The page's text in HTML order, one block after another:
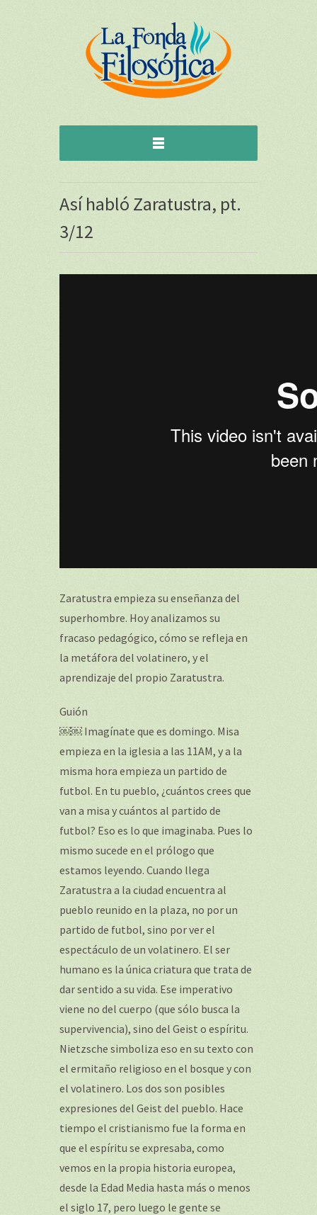
Así habló Zaratustra, pt.
3/12
Zaratustra empieza su enseñanza del
superhombre. Hoy analizamos su
fracaso pedagógico, cómo se refleja en
la metáfora del volatinero, y el
aprendizaje del propio Zaratustra.
Guión
￼￼ Imagínate que es domingo. Misa
empieza en la iglesia a las 11AM, y a la
misma hora empieza un partido de
futbol. En tu pueblo, ¿cuántos crees que
van a misa y cuántos al partido de
futbol? Eso es lo que imaginaba. Pues lo
mismo sucede en el prólogo que
estamos leyendo. Cuando llega
Zaratustra a la ciudad encuentra al
pueblo reunido en la plaza, no por un
partido de futbol, sino por ver el
espectáculo de un volatinero. El ser
humano es la única criatura que trata de
dar sentido a su vida. Ese imperativo
viene no del cuerpo (que sólo busca la
supervivencia), sino del Geist o espíritu.
Nietzsche simboliza eso en su texto con
el ermitaño religioso en el bosque y con
el volatinero. Los dos son posibles
expresiones del Geist del pueblo. Hace
tiempo el cristianismo fue la forma en
que el espíritu se expresaba, como
vemos en la propia historia europea,
desde la Edad Media hasta más o menos
el siglo 17, pero luego le gente se